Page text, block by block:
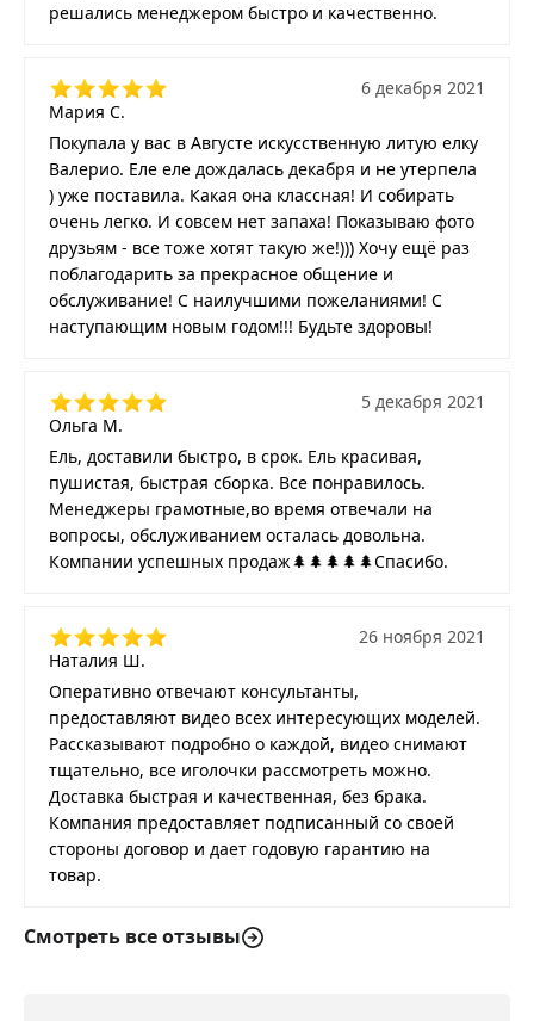
решались менеджером быстро и качественно.
Мария С.
6 декабря 2021
Покупала у вас в Августе искусственную литую елку
Валерио. Еле еле дождалась декабря и не утерпела
) уже поставила. Какая она классная! И собирать
очень легко. И совсем нет запаха! Показываю фото
друзьям - все тоже хотят такую же!))) Хочу ещё раз
поблагодарить за прекрасное общение и
обслуживание! С наилучшими пожеланиями! С
наступающим новым годом!!! Будьте здоровы!
Ольга М.
5 декабря 2021
Ель, доставили быстро, в срок. Ель красивая,
пушистая, быстрая сборка. Все понравилось.
Менеджеры грамотные,во время отвечали на
вопросы, обслуживанием осталась довольна.
Компании успешных продаж🌲🌲🌲🌲🌲Спасибо.
Наталия Ш.
26 ноября 2021
Оперативно отвечают консультанты,
предоставляют видео всех интересующих моделей.
Рассказывают подробно о каждой, видео снимают
тщательно, все иголочки рассмотреть можно.
Доставка быстрая и качественная, без брака.
Компания предоставляет подписанный со своей
стороны договор и дает годовую гарантию на
товар.
Смотреть все отзывы